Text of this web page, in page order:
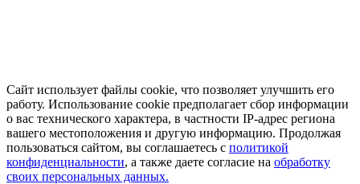
Сайт использует файлы cookie, что позволяет улучшить его
работу. Использование cookie предполагает сбор информации
о вас технического характера, в частности IP-адрес региона
вашего местоположения и другую информацию. Продолжая
пользоваться сайтом, вы соглашаетесь с политикой
конфиденциальности, а также даете согласие на обработку
своих персональных данных.